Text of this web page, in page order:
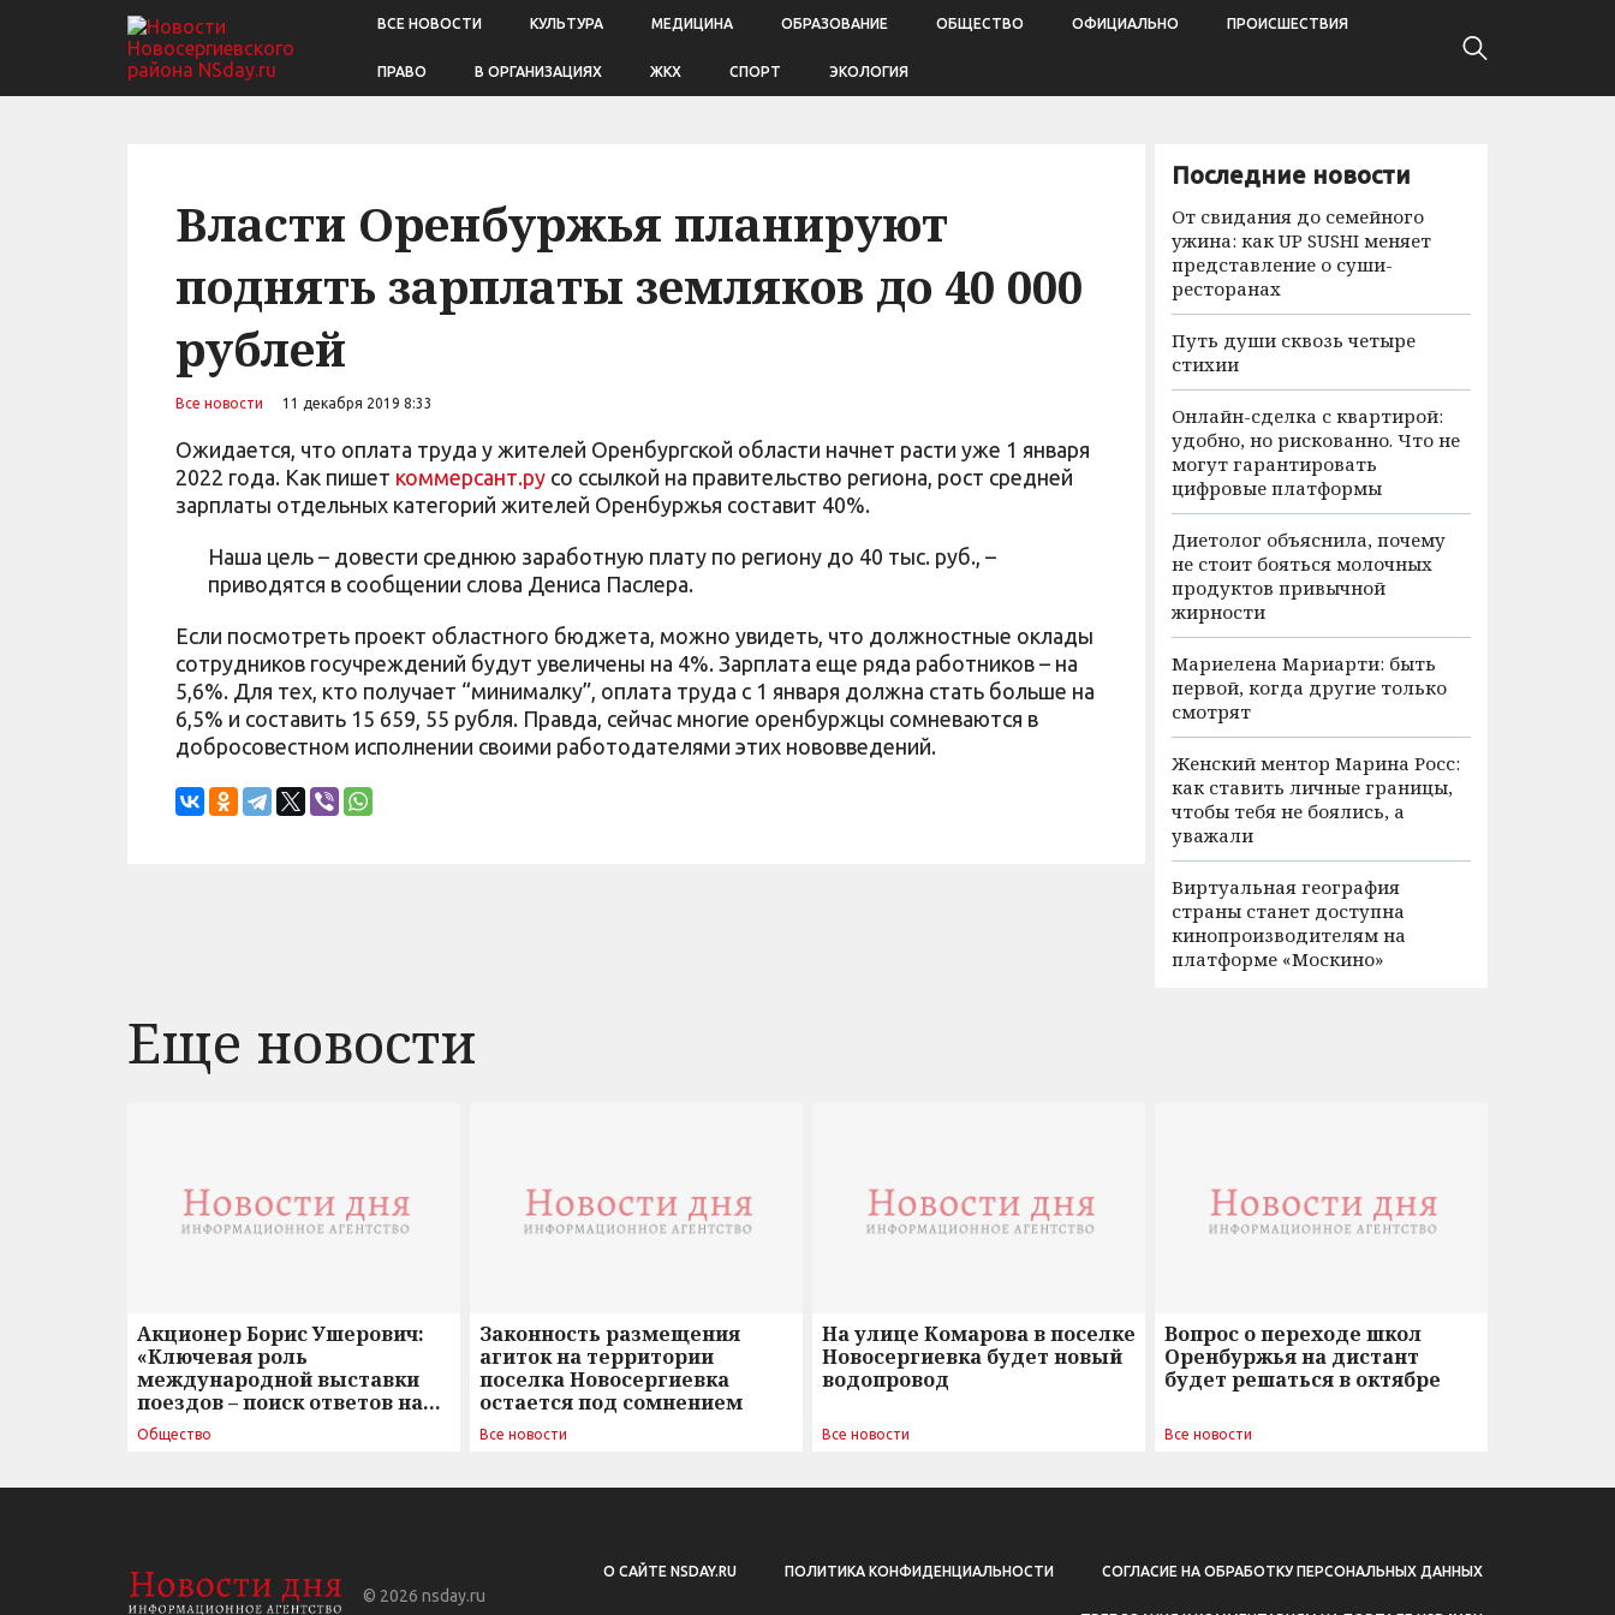
ВСЕ НОВОСТИ КУЛЬТУРА МЕДИЦИНА ОБРАЗОВАНИЕ ОБЩЕСТВО ОФИЦИАЛЬНО ПРОИСШЕСТВИЯ
ПРАВО В ОРГАНИЗАЦИЯХ ЖКХ СПОРТ ЭКОЛОГИЯ
Власти Оренбуржья планируют
поднять зарплаты земляков до 40 000
рублей
Все новости 11 декабря 2019 8:33
Ожидается, что оплата труда у жителей Оренбургской области начнет расти уже 1 января
2022 года. Как пишет коммерсант.ру со ссылкой на правительство региона, рост средней
зарплаты отдельных категорий жителей Оренбуржья составит 40%.
Наша цель – довести среднюю заработную плату по региону до 40 тыс. руб., –
приводятся в сообщении слова Дениса Паслера.
Если посмотреть проект областного бюджета, можно увидеть, что должностные оклады
сотрудников госучреждений будут увеличены на 4%. Зарплата еще ряда работников – на
5,6%. Для тех, кто получает “минималку”, оплата труда с 1 января должна стать больше на
6,5% и составить 15 659, 55 рубля. Правда, сейчас многие оренбуржцы сомневаются в
добросовестном исполнении своими работодателями этих нововведений.
Последние новости
От свидания до семейного
ужина: как UP SUSHI меняет
представление о суши-
ресторанах
Путь души сквозь четыре
стихии
Онлайн-сделка с квартирой:
удобно, но рискованно. Что не
могут гарантировать
цифровые платформы
Диетолог объяснила, почему
не стоит бояться молочных
продуктов привычной
жирности
Мариелена Мариарти: быть
первой, когда другие только
смотрят
Женский ментор Марина Росс:
как ставить личные границы,
чтобы тебя не боялись, а
уважали
Виртуальная география
страны станет доступна
кинопроизводителям на
платформе «Москино»
Еще новости
Акционер Борис Ушерович:
«Ключевая роль
международной выставки
поездов – поиск ответов на
вызовы времени»
Общество
Законность размещения
агиток на территории
поселка Новосергиевка
остается под сомнением
Все новости
На улице Комарова в поселке
Новосергиевка будет новый
водопровод
Все новости
Вопрос о переходе школ
Оренбуржья на дистант
будет решаться в октябре
Все новости
© 2026 nsday.ru
О САЙТЕ NSDAY.RU ПОЛИТИКА КОНФИДЕНЦИАЛЬНОСТИ СОГЛАСИЕ НА ОБРАБОТКУ ПЕРСОНАЛЬНЫХ ДАННЫХ